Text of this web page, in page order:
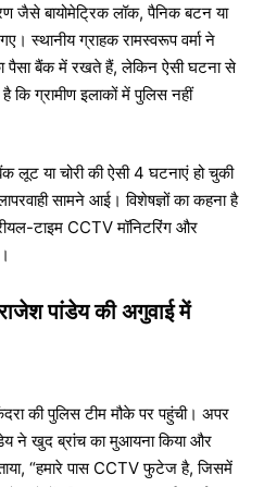
जैसे बायोमेट्रिक लॉक, पैनिक बटन या
स्थानीय ग्राहक रामस्वरूप वर्मा ने
पैसा बैंक में रखते हैं, लेकिन ऐसी घटना से
कि ग्रामीण इलाकों में पुलिस नहीं
लूट या चोरी की ऐसी 4 घटनाएं हो चुकी
सामने आई। विशेषज्ञों का कहना है
टाइम CCTV मॉनिटरिंग और
पांडेय की अगुवाई में
की पुलिस टीम मौके पर पहुंची। अपर
ने खुद ब्रांच का मुआयना किया और
“हमारे पास CCTV फुटेज है, जिसमें